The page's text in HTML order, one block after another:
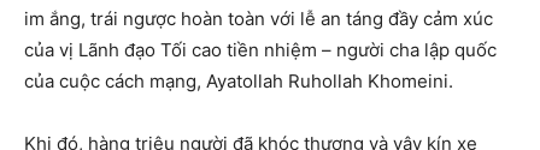
im ắng, trái ngược hoàn toàn với lễ an táng đầy cảm xúc
của vị Lãnh đạo Tối cao tiền nhiệm – người cha lập quốc
của cuộc cách mạng, Ayatollah Ruhollah Khomeini.
Khi đó, hàng triệu người đã khóc thương và vây kín xe